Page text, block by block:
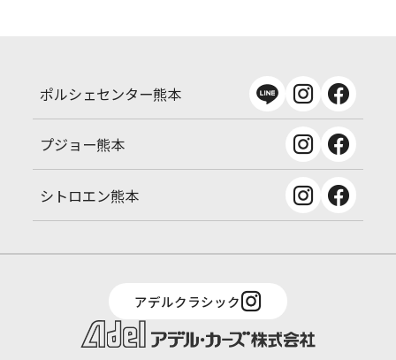
ポルシェセンター熊本
プジョー熊本
シトロエン熊本
アデルクラシック